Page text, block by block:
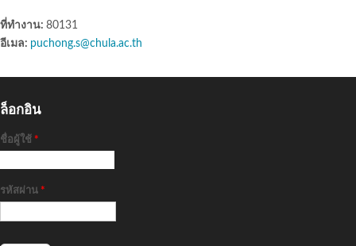
ที่ทำงาน: 80131
อีเมล: puchong.s@chula.ac.th
ล็อกอิน
ชื่อผู้ใช้ *
รหัสผ่าน *